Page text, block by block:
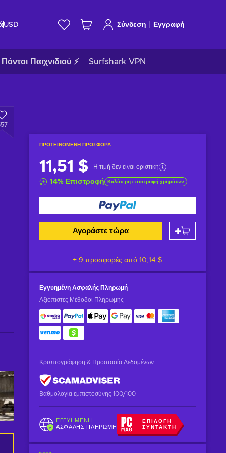
USD Σύνδεση Εγγραφή
Πόντοι Παιχνιδιού ⚡ Surfshark VPN
ΠΡΟΤΕΙΝΌΜΕΝΗ ΠΡΟΣΦΟΡΆ
11,51 $ Η τιμή δεν είναι οριστική
14% Επιστροφή Καλύτερη επιστροφή χρημάτων
Αγοράστε τώρα
+ 9 προσφορές από 10,14 $
Εγγυημένη Ασφαλής Πληρωμή
Αξιόπιστες Μέθοδοι Πληρωμής
Κρυπτογράφηση & Προστασία Δεδομένων
Βαθμολογία εμπιστοσύνης 100/100
ΕΓΓΥΗΜΈΝΗ
ΑΣΦΑΛΉΣ ΠΛΗΡΩΜΉ
ΕΠΙΛΟΓΉ
ΣΥΝΤΆΚΤΗ